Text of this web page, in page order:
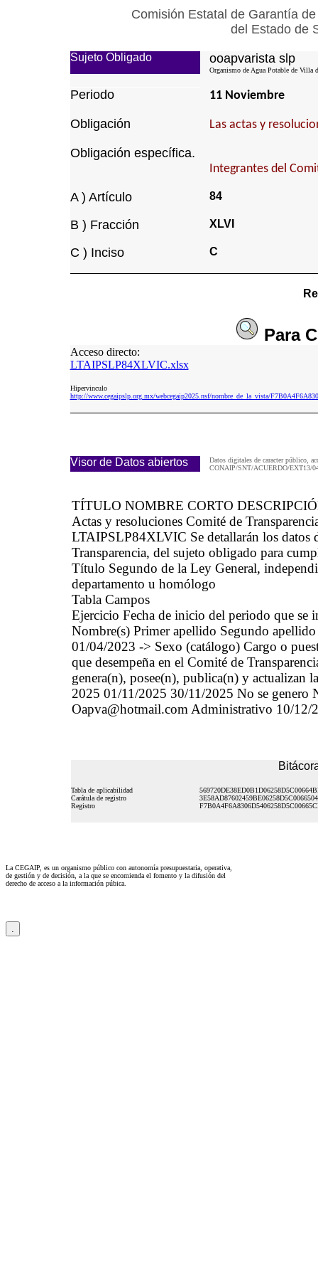
Comisión Estatal de Garantía
del Estado de
Sujeto Obligado ooapvarista slp
Organismo de Agua Potable de Villa
Periodo 11 Noviembre
Obligación Las actas y
Obligación específica.
Integrantes del
A ) Artículo 84
B ) Fracción XLVI
C ) Inciso C
Para
Acceso directo:
LTAIPSLP84XLVIC.xlsx
Hipervinculo
http://www.cegaipslp.org.mx/webcegaip2025.nsf/nombre_de_la_vista/
Visor de Datos abiertos
Datos digitales de caracter público,
CONAIP/SNT/ACUERDO/EXT13/
TÍTULO NOMBRE CORTO
Actas y resoluciones Comité de
LTAIPSLP84XLVIC Se detallarán los datos
Transparencia, del sujeto obligado para
Título Segundo de la Ley General,
departamento u homólogo
Tabla Campos
Ejercicio Fecha de inicio del periodo que se
Nombre(s) Primer apellido Segundo
01/04/2023 -> Sexo (catálogo) Cargo o
que desempeña en el Comité de
genera(n), posee(n), publica(n) y actualizan
2025 01/11/2025 30/11/2025 No se genero
Oapva@hotmail.com Administrativo 10/12/
Tabla de aplicabilidad
Carátula de registro
Registro
La CEGAIP, es un organismo público con autonomía presupuestaria, operativa,
de gestión y de decisión, a la que se encomienda el fomento y la difusión del
derecho de acceso a la información púbica.